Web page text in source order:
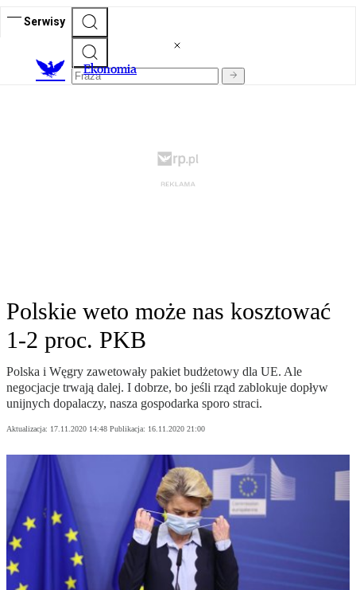
Serwisy
Ekonomia
Polskie weto może nas kosztować
1-2 proc. PKB
Polska i Węgry zawetowały pakiet budżetowy dla UE. Ale
negocjacje trwają dalej. I dobrze, bo jeśli rząd zablokuje dopływ
unijnych dopalaczy, nasza gospodarka sporo straci.
Aktualizacja: 17.11.2020 14:48 Publikacja: 16.11.2020 21:00